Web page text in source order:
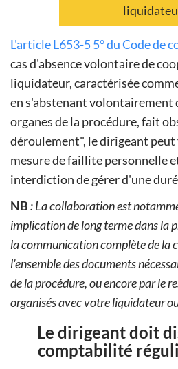
L'article L653-5 5° du Code de
cas d'absence volontaire de
liquidateur, caractérisée
en s'abstenant volontairement
organes de la procédure, fait
déroulement", le dirigeant
mesure de faillite personnelle
interdiction de gérer d'une
NB: La collaboration est
implication de long terme dans la
la communication complète de la
l'ensemble des documents
de la procédure, ou encore par le
organisés avec votre liquidateur
Le dirigeant doit
comptabilité